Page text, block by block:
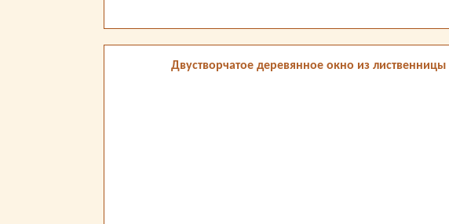
Двустворчатое деревянное окно из лиственницы